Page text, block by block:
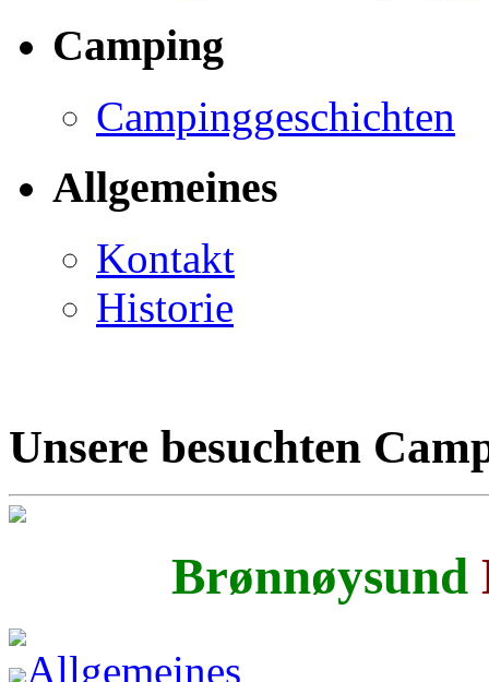
Camping
Campinggeschichten
Allgemeines
Kontakt
Historie
Unsere besuchten
Brønnøysund
Allgemeines